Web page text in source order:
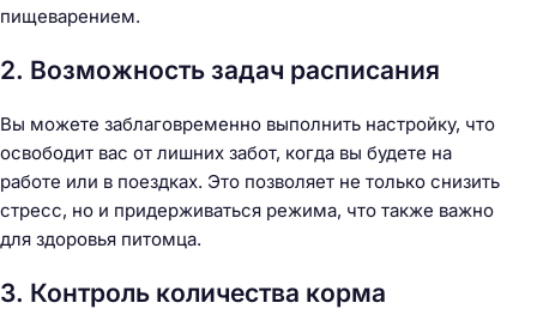
пищеварением.
2. Возможность задач расписания
Вы можете заблаговременно выполнить настройку, что
освободит вас от лишних забот, когда вы будете на
работе или в поездках. Это позволяет не только снизить
стресс, но и придерживаться режима, что также важно
для здоровья питомца.
3. Контроль количества корма